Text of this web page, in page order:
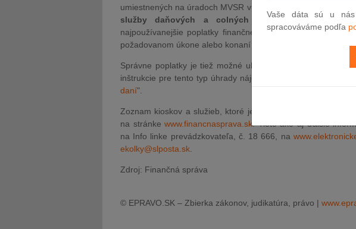
umiestnených na úradoch MVSR v blízkosti sídiel daňových a
služby daňových a colných úradov
. Občania
najpoužívanejšie poplatky finančnej správy aj na týchto
požadovanom úkone alebo konaní orgánov finančnej správy.
Správne poplatky je tiež možné uhradiť poštovým
inštrukcie pre tento typ úhrady nájdete na internetovej
daní".
Zoznam kioskov a služieb, ktoré je možné na nich uhradiť
na stránkewww.financnasprava.sk. Tieto ako aj ďalšie
na Info linke prevádzkovateľa, č. 18 666, na
ekolky@slposta.sk
Zdroj: Finančná správa
© EPRAVO.SK – Zbierka zákonov, judikatúra, právo |
Vaše dáta sú u nás
spracováváme podľa